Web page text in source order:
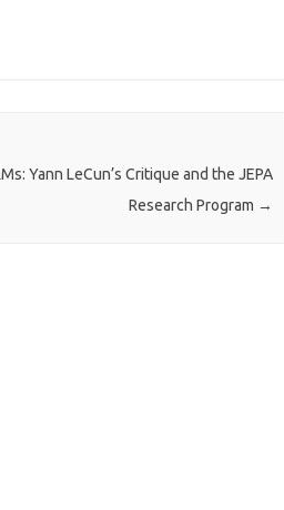
Yann LeCun’s Critique and the JEPA
Research Program →